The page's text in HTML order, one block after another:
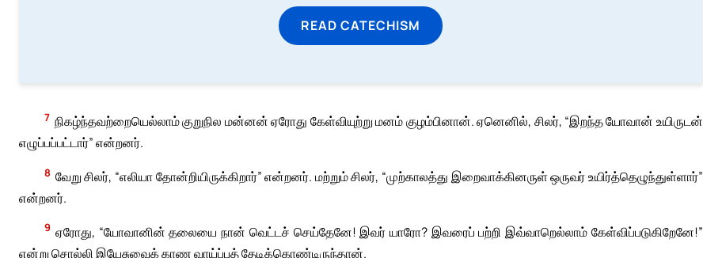
READ CATECHISM
7 நிகழ்ந்தவற்றையெல்லாம் குறுநில மன்னன் ஏரோது கேள்வியுற்று மனம் குழம்பினான். ஏனெனில், சிலர், “இறந்த யோவான் உயிருடன்
எழுப்பப்பட்டார்” என்றனர்.
8 வேறு சிலர், “எலியா தோன்றியிருக்கிறார்” என்றனர். மற்றும் சிலர், “முற்காலத்து இறைவாக்கினருள் ஒருவர் உயிர்த்தெழுந்துள்ளார்”
என்றனர்.
9 ஏரோது, “யோவானின் தலையை நான் வெட்டச் செய்தேனே! இவர் யாரோ? இவரைப் பற்றி இவ்வாறெல்லாம் கேள்விப்படுகிறேனே!”
என்று சொல்லி இயேசுவைக் காண வாய்ப்புத் தேடிக்கொண்டிருந்தான்.